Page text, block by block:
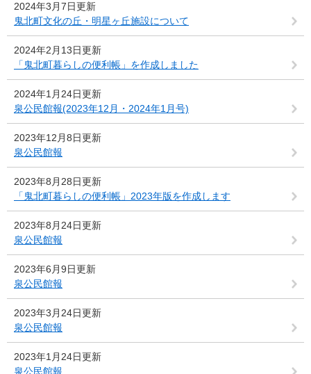
2024年3月7日更新
鬼北町文化の丘・明星ヶ丘施設について
2024年2月13日更新
「鬼北町暮らしの便利帳」を作成しました
2024年1月24日更新
泉公民館報(2023年12月・2024年1月号)
2023年12月8日更新
泉公民館報
2023年8月28日更新
「鬼北町暮らしの便利帳」2023年版を作成します
2023年8月24日更新
泉公民館報
2023年6月9日更新
泉公民館報
2023年3月24日更新
泉公民館報
2023年1月24日更新
泉公民館報